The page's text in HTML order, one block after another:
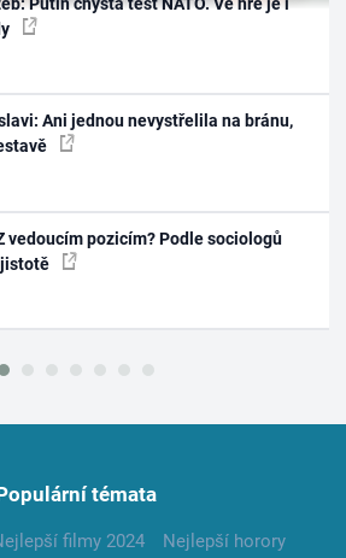
Ani jednou nevystřelila na bránu,
vedoucím pozicím? Podle sociologů
témata
filmy 2024
Nejlepší horory